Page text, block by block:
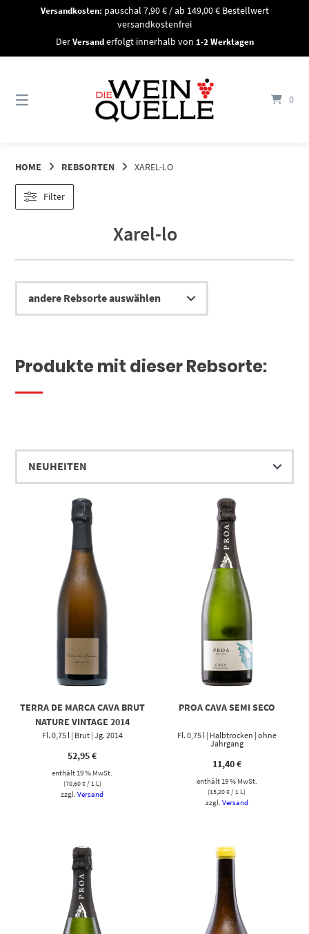
Versandkosten: pauschal 7,90 € / ab 149,00 € Bestellwert
versandkostenfrei
DerVersanderfolgt innerhalb von 1-2 Werktagen
0
HOME REBSORTEN XAREL-LO
Xarel-lo
Produkte mit dieser Rebsorte:
Filter
TERRA DE MARCA CAVA BRUT
NATURE VINTAGE 2014
Fl. 0,75 l | Brut | Jg. 2014
52,95€
enthält 19 % MwSt.
(70,60€/ 1 L)
zzgl.Versand
PROA CAVA SEMI SECO
Fl. 0,75 l | Halbtrocken | ohne
Jahrgang
11,40€
enthält 19 % MwSt.
(15,20€/ 1 L)
zzgl. Versand